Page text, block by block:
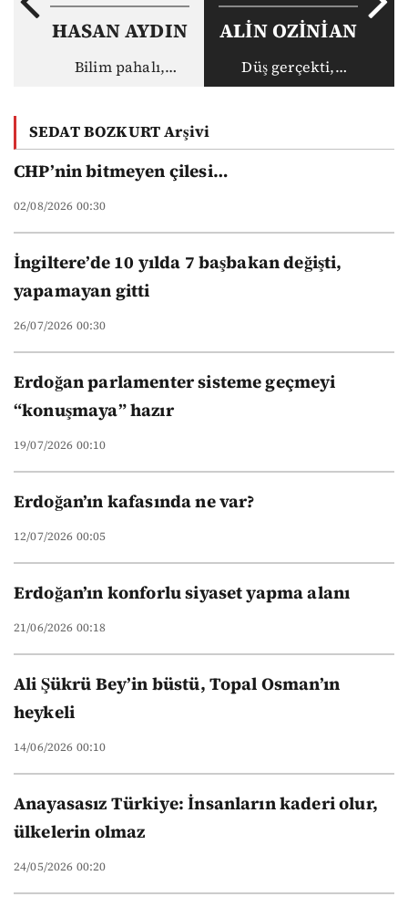
HASAN AYDIN
Bilim pahalı,
üniversitelerinin
yeni düzeni
ALİN OZİNİAN
Düş gerçekti,
gerçek haksız
SEDAT BOZKURT Arşivi
CHP’nin bitmeyen çilesi…
02/08/2026 00:30
İngiltere’de 10 yılda 7 başbakan değişti,
yapamayan gitti
26/07/2026 00:30
Erdoğan parlamenter sisteme geçmeyi
“konuşmaya” hazır
19/07/2026 00:10
Erdoğan’ın kafasında ne var?
12/07/2026 00:05
Erdoğan’ın konforlu siyaset yapma alanı
21/06/2026 00:18
Ali Şükrü Bey’in büstü, Topal Osman’ın
heykeli
14/06/2026 00:10
Anayasasız Türkiye: İnsanların kaderi olur,
ülkelerin olmaz
24/05/2026 00:20